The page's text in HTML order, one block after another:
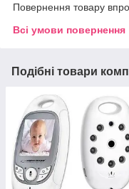
Повернення товару
Всі умови повернення
Подібні товари